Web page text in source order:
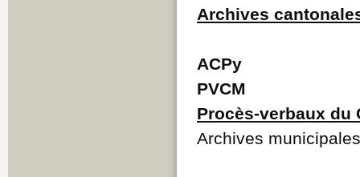
Archives
ACPy
PVCM
Procès-verbaux du
Archives